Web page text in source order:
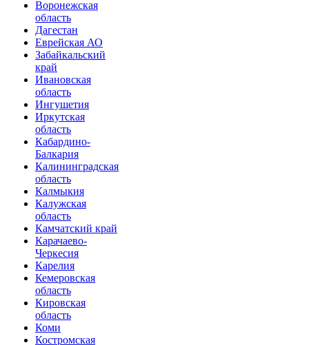
Воронежская
область
Дагестан
Еврейская АО
Забайкальский
край
Ивановская
область
Ингушетия
Иркутская
область
Кабардино-
Балкария
Калининградская
область
Калмыкия
Калужская
область
Камчатский край
Карачаево-
Черкесия
Карелия
Кемеровская
область
Кировская
область
Коми
Костромская